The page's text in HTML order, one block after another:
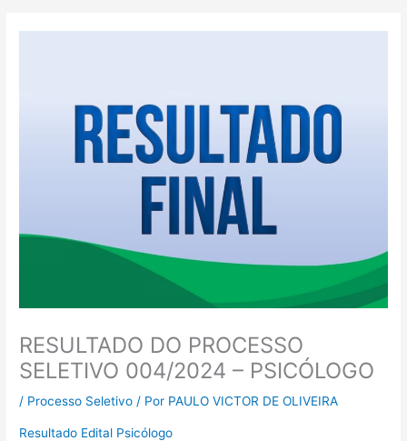
RESULTADO DO PROCESSO
SELETIVO 004/2024 – PSICÓLOGO
/ Processo Seletivo / Por PAULO VICTOR DE OLIVEIRA
Resultado Edital Psicólogo